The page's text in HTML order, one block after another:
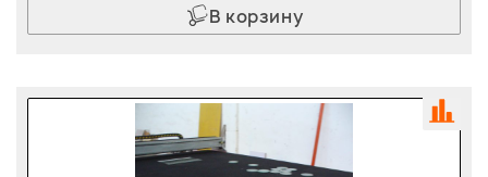
В корзину